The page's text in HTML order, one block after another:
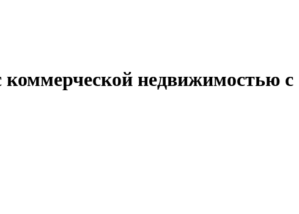
коммерческой недвижимостью с